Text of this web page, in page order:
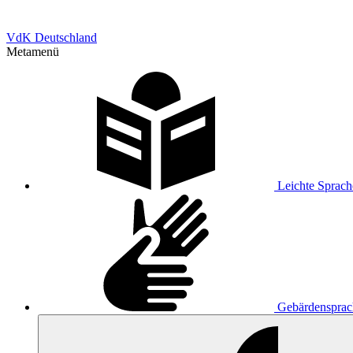
VdK Deutschland
Metamenü
Leichte